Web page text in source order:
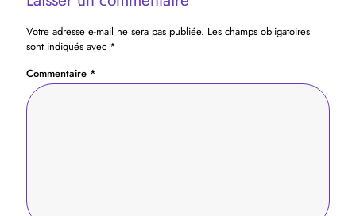
Votre adresse e-mail ne sera pas publiée. Les champs obligatoires
sont indiqués avec *
Commentaire *